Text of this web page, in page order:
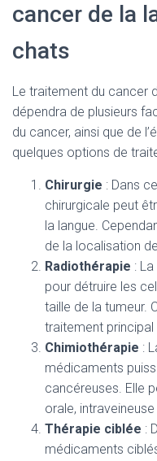
cancer de la
chats
Le traitement du cancer
dépendra de plusieurs
du cancer, ainsi que de
quelques options de
Chirurgie : Dans
chirurgicale peut
la langue.
de la localisation
Radiothérapie :
pour détruire les
taille de la tumeur.
traitement principal
Chimiothérapie :
médicaments
cancéreuses. Elle
orale,
Thérapie ciblée :
médicaments